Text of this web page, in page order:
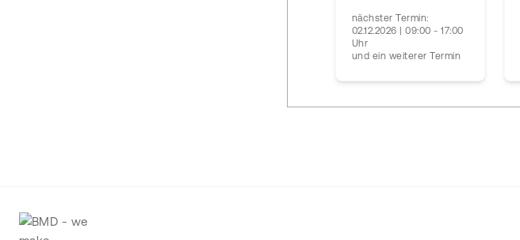
nächster Termin:
02.12.2026 | 09:00 - 17:00
Uhr
und ein weiterer Termin